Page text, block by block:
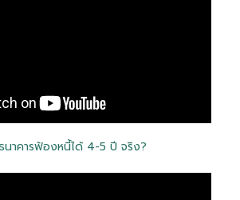
าคารฟ้องหนี้ได้ 4-5 ปี จริง?